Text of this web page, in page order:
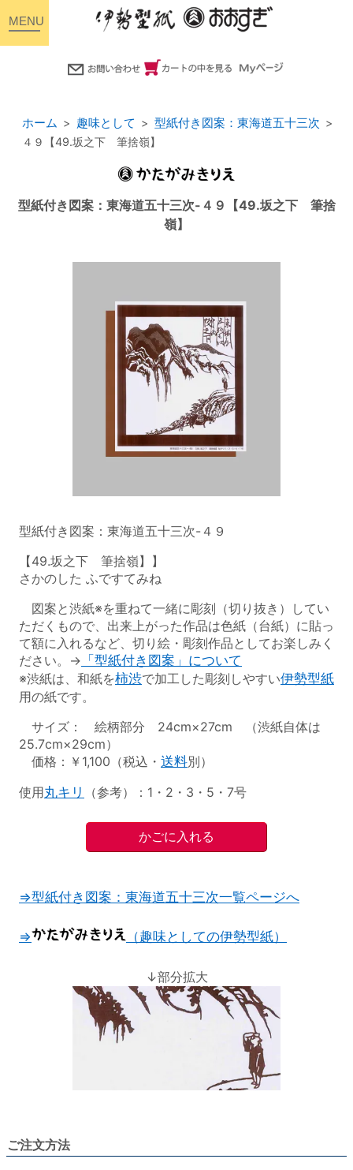
ホーム 趣味として 型紙付き図案：東海道五十三次
４９【49.坂之下 筆捨嶺】
型紙付き図案：東海道五十三次-４９【49.坂之下 筆捨
嶺】
型紙付き図案：東海道五十三次-４９
【49.坂之下 筆捨嶺】】
さかのした ふですてみね
図案と渋紙※を重ねて一緒に彫刻（切り抜き）してい
ただくもので、出来上がった作品は色紙（台紙）に貼っ
て額に入れるなど、切り絵・彫刻作品としてお楽しみく
ださい。→ 「型紙付き図案」について
※渋紙は、和紙を柿渋で加工した彫刻しやすい伊勢型紙
用の紙です。
サイズ： 絵柄部分 24cm×27cm （渋紙自体は
25.7cm×29cm）
価格：￥1,100（税込・ 送料別）
使用丸キリ （参考）：1・2・3・5・7号
⇒型紙付き図案：東海道五十三次一覧ページへ
⇒ （趣味としての伊勢型紙）
↓部分拡大
ご注文方法
toggle
navigation